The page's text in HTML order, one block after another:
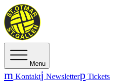
Menu
Kontakt Newsletter
Tickets